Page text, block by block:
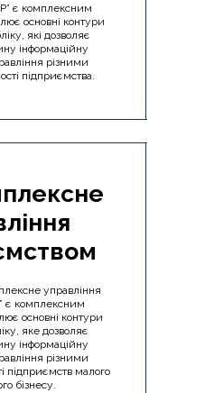
є комплексним
основні контури
які дозволяє
інформаційну
різними
підприємства.
управління
є комплексним
основні контури
яке дозволяє
інформаційну
різними
підприємств малого
бізнесу.